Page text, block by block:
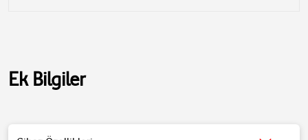
Ek Bilgiler
Gerilim: 220 V~ Nominal Frekans: 50 - 60 Hz Nominal Güç: 1800 W